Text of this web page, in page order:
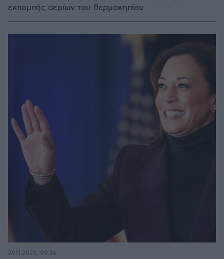
εκπομπής αερίων του θερμοκηπίου
29.11.2023, 09:36